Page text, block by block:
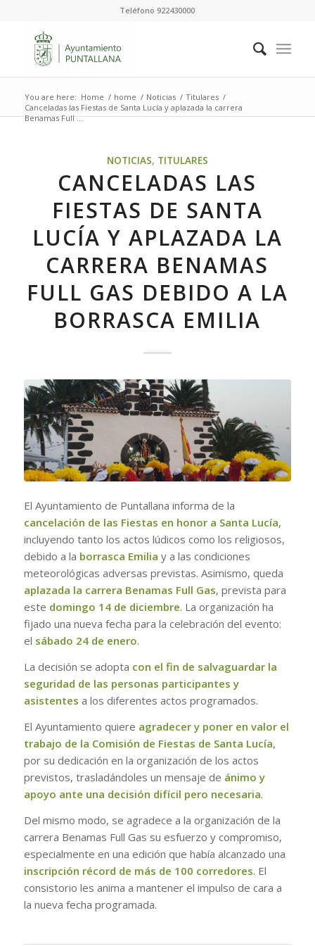
Teléfono 922430000
You are here: Home / home / Noticias / Titulares /
Canceladas las Fiestas de Santa Lucía y aplazada la carrera
Benamas Full ...
NOTICIAS, TITULARES
CANCELADAS LAS
FIESTAS DE SANTA
LUCÍA Y APLAZADA LA
CARRERA BENAMAS
FULL GAS DEBIDO A LA
BORRASCA EMILIA
El Ayuntamiento de Puntallana informa de la
cancelación de las Fiestas en honor a Santa Lucía,
incluyendo tanto los actos lúdicos como los religiosos,
debido a la borrasca Emilia y a las condiciones
meteorológicas adversas previstas. Asimismo, queda
aplazada la carrera Benamas Full Gas, prevista para
este domingo 14 de diciembre. La organización ha
fijado una nueva fecha para la celebración del evento:
el sábado 24 de enero.
La decisión se adopta con el fin de salvaguardar la
seguridad de las personas participantes y
asistentes a los diferentes actos programados.
El Ayuntamiento quiere agradecer y poner en valor el
trabajo de la Comisión de Fiestas de Santa Lucía,
por su dedicación en la organización de los actos
previstos, trasladándoles un mensaje de ánimo y
apoyo ante una decisión difícil pero necesaria.
Del mismo modo, se agradece a la organización de la
carrera Benamas Full Gas su esfuerzo y compromiso,
especialmente en una edición que había alcanzado una
inscripción récord de más de 100 corredores. El
consistorio les anima a mantener el impulso de cara a
la nueva fecha programada.